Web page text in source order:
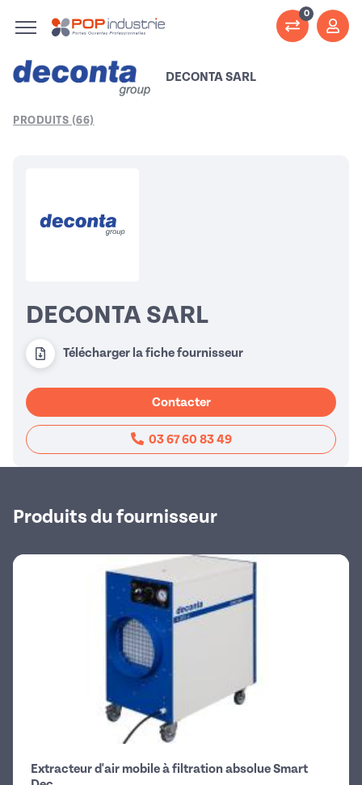
0
DECONTA SARL
PRODUITS (66)
DECONTA SARL
Télécharger la fiche fournisseur
Contacter
03 67 60 83 49
Produits du fournisseur
Extracteur d'air mobile à filtration absolue Smart